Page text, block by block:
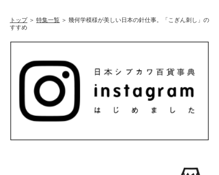
トップ＞ 特集一覧 ＞ 幾何学模様が美しい日本の針仕事。「こぎん刺し」の
すすめ